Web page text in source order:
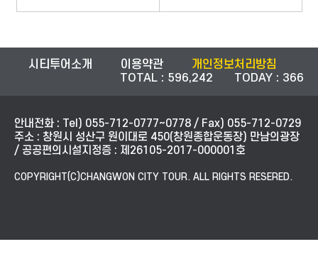
시티투어소개 이용약관
개인정보처리방침
TOTAL : 596,242 TODAY : 366
안내전화 : Tel) 055-712-0777~0778 / Fax) 055-712-0729
주소 : 창원시 성산구 원이대로 450(창원종합운동장) 만남의광장
/ 공공편의시설지정증 : 제26105-2017-000001호
COPYRIGHT(C)CHANGWON CITY TOUR. ALL RIGHTS RESERED.